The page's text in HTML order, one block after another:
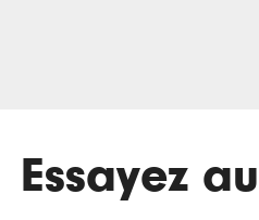
Essayez